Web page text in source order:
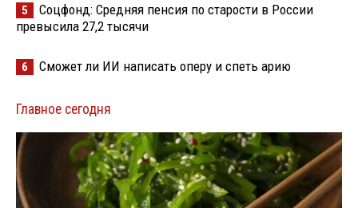
5
Соцфонд: Средняя пенсия по старости в России
превысила 27,2 тысячи
6 Сможет ли ИИ написать оперу и спеть арию
Главное сегодня